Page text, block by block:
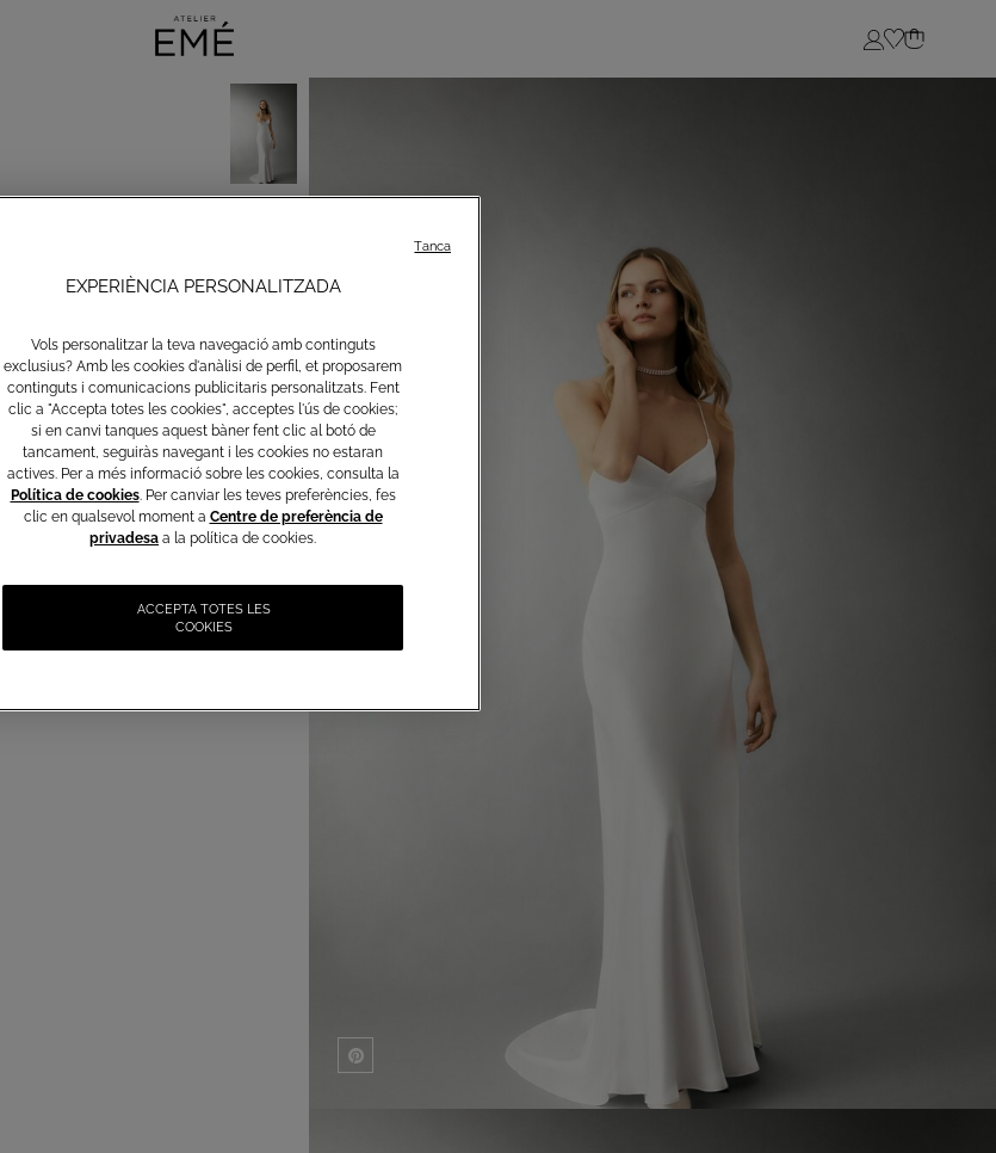
Login
EXPERIÈNCIA PERSONALITZADA
Vols personalitzar la teva navegació amb continguts
exclusius? Amb les cookies d'anàlisi de perfil, et proposarem
continguts i comunicacions publicitaris personalitzats. Fent
clic a "Accepta totes les cookies", acceptes l'ús de cookies;
si en canvi tanques aquest bàner fent clic al botó de
tancament, seguiràs navegant i les cookies no estaran
actives. Per a més informació sobre les cookies, consulta la
Política de cookies. Per canviar les teves preferències, fes
clic en qualsevol moment a Centre de preferència de
privadesa a la política de cookies.
ACCEPTA TOTES LES
COOKIES
Tanca